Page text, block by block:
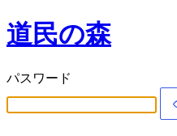
道民の森
パスワード